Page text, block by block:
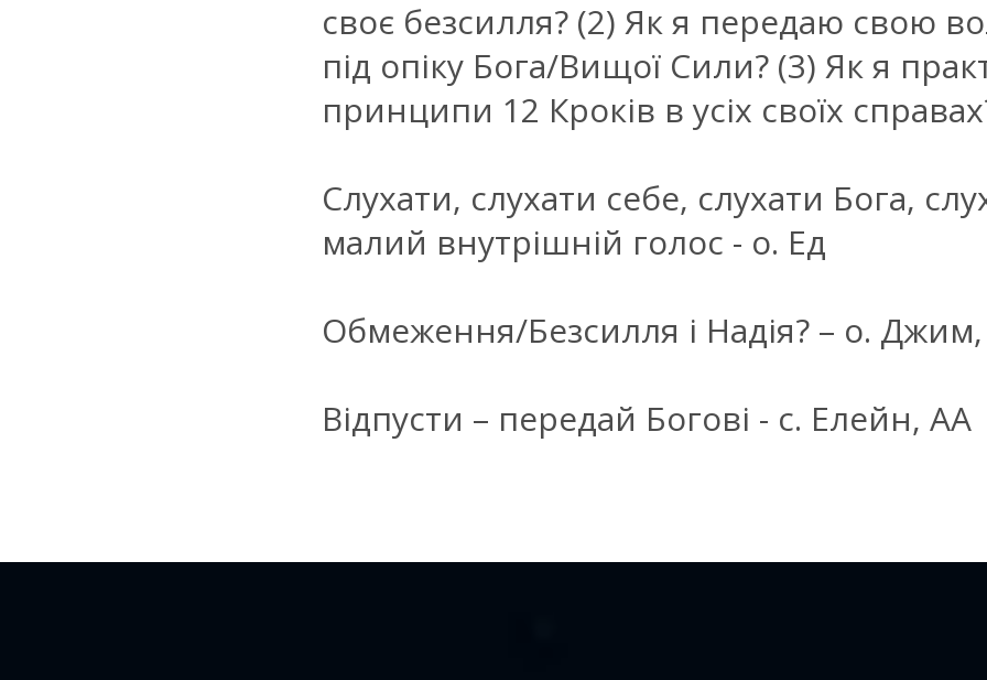
своє безсилля? (2) Як я передаю свою
під опіку Бога/Вищої Сили? (3) Як я
принципи 12 Кроків в усіх своїх
Слухати, слухати себе, слухати Бога,
малий внутрішній голос - о. Ед
Обмеження/Безсилля і Надія? – о.
Відпусти – передай Богові - с. Елейн, АА